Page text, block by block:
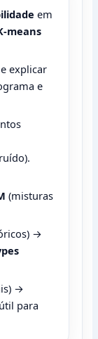
em
means
e explicar
e
(misturas
→
→
para